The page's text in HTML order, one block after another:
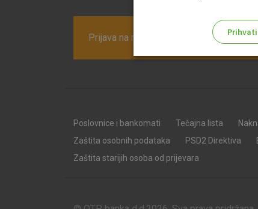
Prijava na newsletter OTP banke
Poslovnice i bankomati Tečajna lista
Zaštita osobnih podataka
PSD2 Direktiva
Zaštita starijih osoba od prijevara
Prihvati